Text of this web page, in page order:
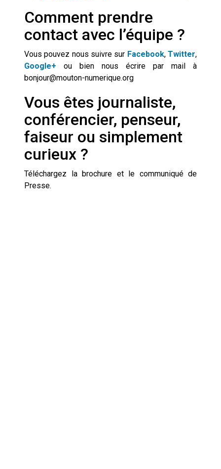
Comment prendre
contact avec l’équipe ?
Vous pouvez nous suivre sur Facebook,Twitter,
Google+ ou bien nous écrire par mail à
bonjour@mouton-numerique.org
Vous êtes journaliste,
conférencier, penseur,
faiseur ou simplement
curieux ?
Téléchargez la brochure et le communiqué de
Presse.